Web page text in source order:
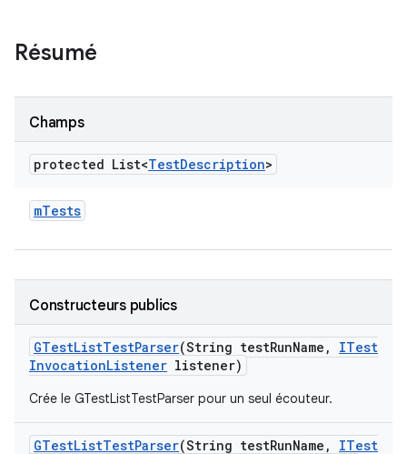
Résumé
Champs
protected List<TestDescription>
mTests
Constructeurs publics
GTestListTestParser(String testRunName ,
ITest
InvocationListener listener)
Crée le GTestListTestParser pour un seul écouteur.
GTestListTestParser(String testRunName ,
ITest